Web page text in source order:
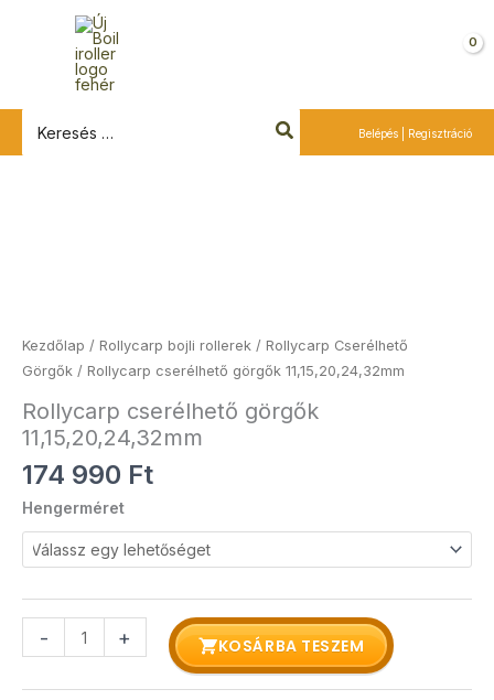
for:
Belépés | Regisztráció
Kezdőlap / Rollycarp bojli rollerek / Rollycarp Cserélhető
Görgők / Rollycarp cserélhető görgők 11,15,20,24,32mm
Rollycarp cserélhető görgők
11,15,20,24,32mm
174 990 Ft
Hengerméret
- + KOSÁRBA TESZEM